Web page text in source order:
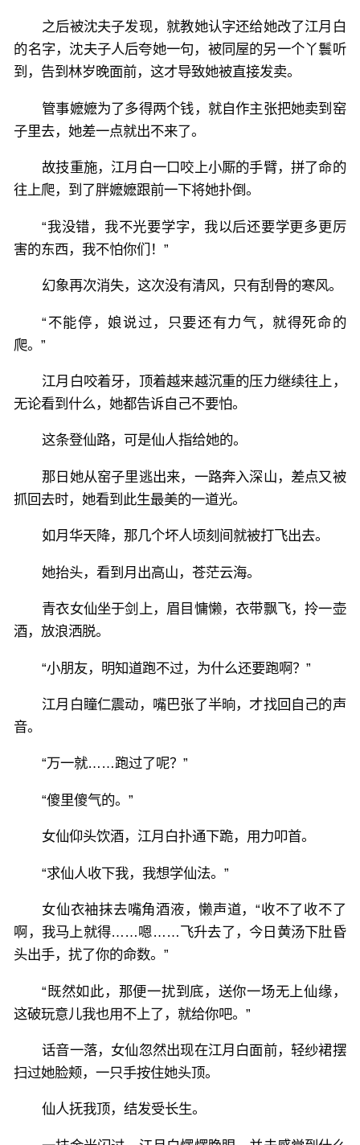
之后被沈夫子发现，就教她认字还给她改了江月白
的名字，沈夫子人后夸她一句，被同屋的另一个丫鬟听
到，告到林岁晚面前，这才导致她被直接发卖。
管事嬷嬷为了多得两个钱，就自作主张把她卖到窑
子里去，她差一点就出不来了。
故技重施，江月白一口咬上小厮的手臂，拼了命的
往上爬，到了胖嬷嬷跟前一下将她扑倒。
“我没错，我不光要学字，我以后还要学更多更厉
害的东西，我不怕你们！”
幻象再次消失，这次没有清风，只有刮骨的寒风。
“不能停，娘说过，只要还有力气，就得死命的
爬。”
江月白咬着牙，顶着越来越沉重的压力继续往上，
无论看到什么，她都告诉自己不要怕。
这条登仙路，可是仙人指给她的。
那日她从窑子里逃出来，一路奔入深山，差点又被
抓回去时，她看到此生最美的一道光。
如月华天降，那几个坏人顷刻间就被打飞出去。
她抬头，看到月出高山，苍茫云海。
青衣女仙坐于剑上，眉目慵懒，衣带飘飞，拎一壶
酒，放浪洒脱。
“小朋友，明知道跑不过，为什么还要跑啊？”
江月白瞳仁震动，嘴巴张了半晌，才找回自己的声
音。
“万一就……跑过了呢？”
“傻里傻气的。”
女仙仰头饮酒，江月白扑通下跪，用力叩首。
“求仙人收下我，我想学仙法。”
女仙衣袖抹去嘴角酒液，懒声道，“收不了收不了
啊，我马上就得……嗯……飞升去了，今日黄汤下肚昏
头出手，扰了你的命数。”
“既然如此，那便一扰到底，送你一场无上仙缘，
这破玩意儿我也用不上了，就给你吧。”
话音一落，女仙忽然出现在江月白面前，轻纱裙摆
扫过她脸颊，一只手按住她头顶。
仙人抚我顶，结发受长生。